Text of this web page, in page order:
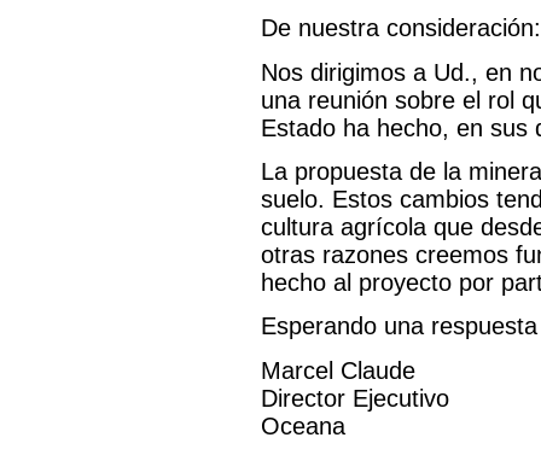
De nuestra consideración:
Nos dirigimos a Ud., en
una reunión sobre el rol
Estado ha hecho, en sus
La propuesta de la
suelo. Estos cambios
cultura agrícola que
otras razones creemos
hecho al proyecto por
Esperando una
Marcel Claude
Director Ejecutivo
Oceana